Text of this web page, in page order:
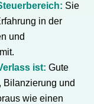
Sie
in der
und
ist: Gute
Bilanzierung und
wie einen